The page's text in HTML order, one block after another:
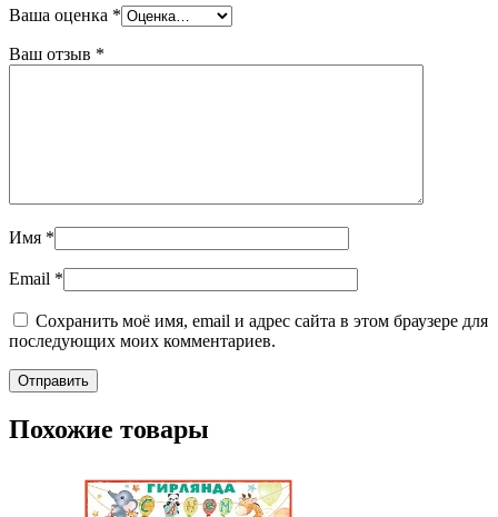
Ваша оценка *
Ваш отзыв *
Имя *
Email *
Сохранить моё имя, email и адрес сайта в этом браузере для
последующих моих комментариев.
Похожие товары